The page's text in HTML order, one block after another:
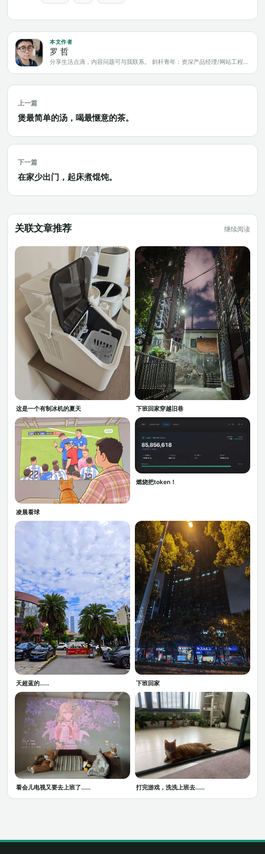
本文作者
罗 哲
上一篇
煲最简单的汤，喝最惬意的茶。
下一篇
在家少出门，起床煮馄饨。
关联文章推荐 继续阅读
这是一个有制冰机的夏天 下班回家穿越旧巷
凌晨看球
燃烧把token！
天超蓝的…… 下班回家
看会儿电视又要去上班了…… 打完游戏，洗洗上班去……